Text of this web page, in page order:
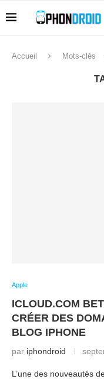
Accueil Mots-clés
Apple
ICLOUD.COM
CRÉER DES
BLOG IPHONE
par iphondroid
L’une des nouveautés